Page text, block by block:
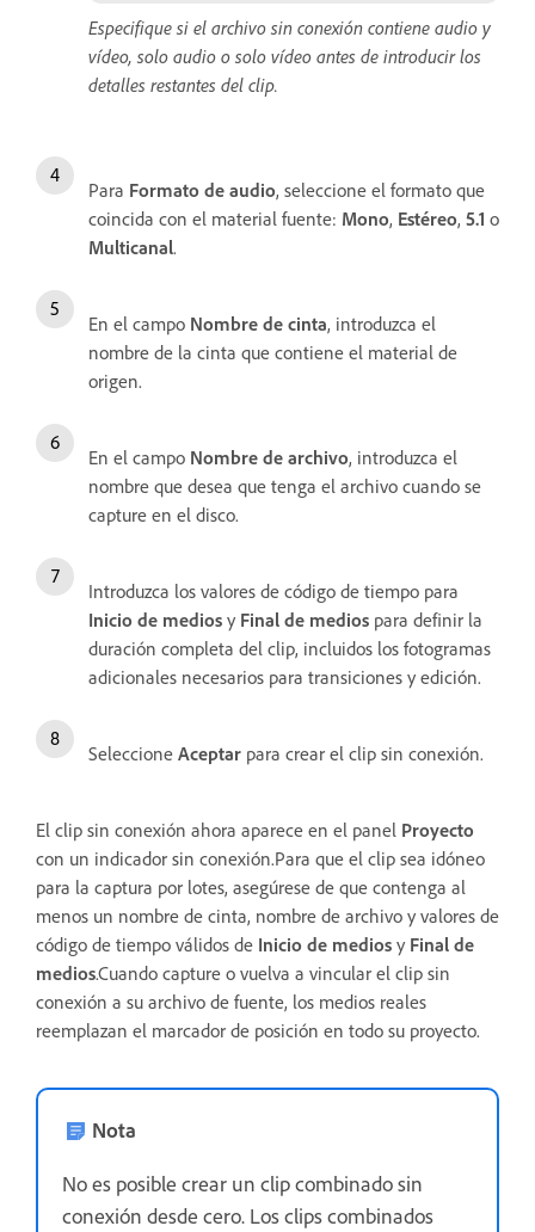
Especifique si el archivo sin conexión contiene audio y
vídeo, solo audio o solo vídeo antes de introducir los
detalles restantes del clip.
Para Formato de audio, seleccione el formato que
coincida con el material fuente: Mono, Estéreo, 5.1 o
Multicanal.
En el campo Nombre de cinta, introduzca el
nombre de la cinta que contiene el material de
origen.
En el campo Nombre de archivo, introduzca el
nombre que desea que tenga el archivo cuando se
capture en el disco.
Introduzca los valores de código de tiempo para
Inicio de medios y Final de medios para definir la
duración completa del clip, incluidos los fotogramas
adicionales necesarios para transiciones y edición.
Seleccione Aceptar para crear el clip sin conexión.
El clip sin conexión ahora aparece en el panel Proyecto
con un indicador sin conexión.Para que el clip sea idóneo
para la captura por lotes, asegúrese de que contenga al
menos un nombre de cinta, nombre de archivo y valores de
código de tiempo válidos de Inicio de medios y Final de
medios.Cuando capture o vuelva a vincular el clip sin
conexión a su archivo de fuente, los medios reales
reemplazan el marcador de posición en todo su proyecto.
Nota
No es posible crear un clip combinado sin
conexión desde cero. Los clips combinados